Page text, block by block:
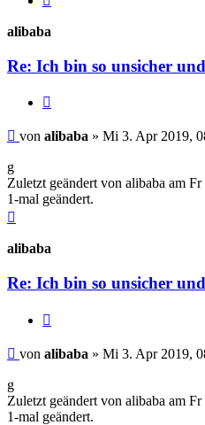
alibaba
Re: Ich bin so unsicher
Beitrag
von alibaba » Mi 3. Apr 2019,
g
Zuletzt geändert von alibaba am Fr
1-mal geändert.
alibaba
Re: Ich bin so unsicher
Beitrag
von alibaba » Mi 3. Apr 2019,
g
Zuletzt geändert von alibaba am Fr
1-mal geändert.